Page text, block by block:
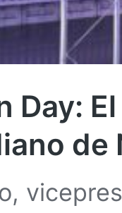
Day:
de